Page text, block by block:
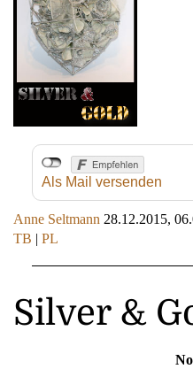
Als Mail versenden
Anne Seltmann 28.12.2015,
TB | PL
Silver &